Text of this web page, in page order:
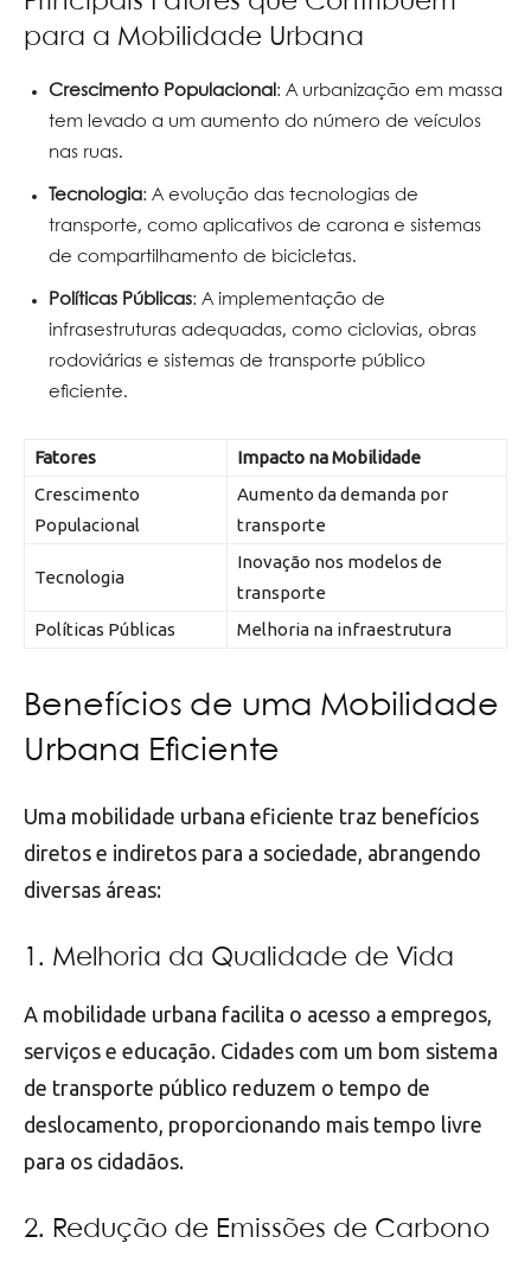
para a Mobilidade Urbana
Crescimento Populacional : A urbanização em massa
tem levado a um aumento do número de veículos
nas ruas.
Tecnologia: A evolução das tecnologias de
transporte, como aplicativos de carona e sistemas
de compartilhamento de bicicletas.
Políticas Públicas: A implementação de
infrasestruturas adequadas, como ciclovias, obras
rodoviárias e sistemas de transporte público
eficiente.
Fatores
Impacto na Mobilidade
Crescimento
Populacional
Aumento da demanda por
transporte
Tecnologia
Inovação nos modelos de
transporte
Políticas Públicas
Melhoria na infraestrutura
Benefícios de uma Mobilidade
Urbana Eficiente
Uma mobilidade urbana eficiente traz benefícios
diretos e indiretos para a sociedade, abrangendo
diversas áreas:
1. Melhoria da Qualidade de Vida
A mobilidade urbana facilita o acesso a empregos,
serviços e educação. Cidades com um bom sistema
de transporte público reduzem o tempo de
deslocamento, proporcionando mais tempo livre
para os cidadãos.
2. Redução de Emissões de Carbono